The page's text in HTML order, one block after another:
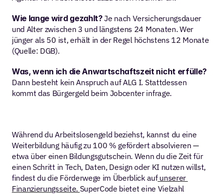
Wie lange wird gezahlt? Je nach Versicherungsdauer
und Alter zwischen 3 und längstens 24 Monaten. Wer
jünger als 50 ist, erhält in der Regel höchstens 12 Monate
(Quelle: DGB).
Was, wenn ich die Anwartschaftszeit nicht erfülle?
Dann besteht kein Anspruch auf ALG I. Stattdessen
kommt das Bürgergeld beim Jobcenter infrage.
Während du Arbeitslosengeld beziehst, kannst du eine
Weiterbildung häufig zu 100 % gefördert absolvieren —
etwa über einen Bildungsgutschein. Wenn du die Zeit für
einen Schritt in Tech, Daten, Design oder KI nutzen willst,
findest du die Förderwege im Überblick auf unserer
Finanzierungsseite. SuperCode bietet eine Vielzahl